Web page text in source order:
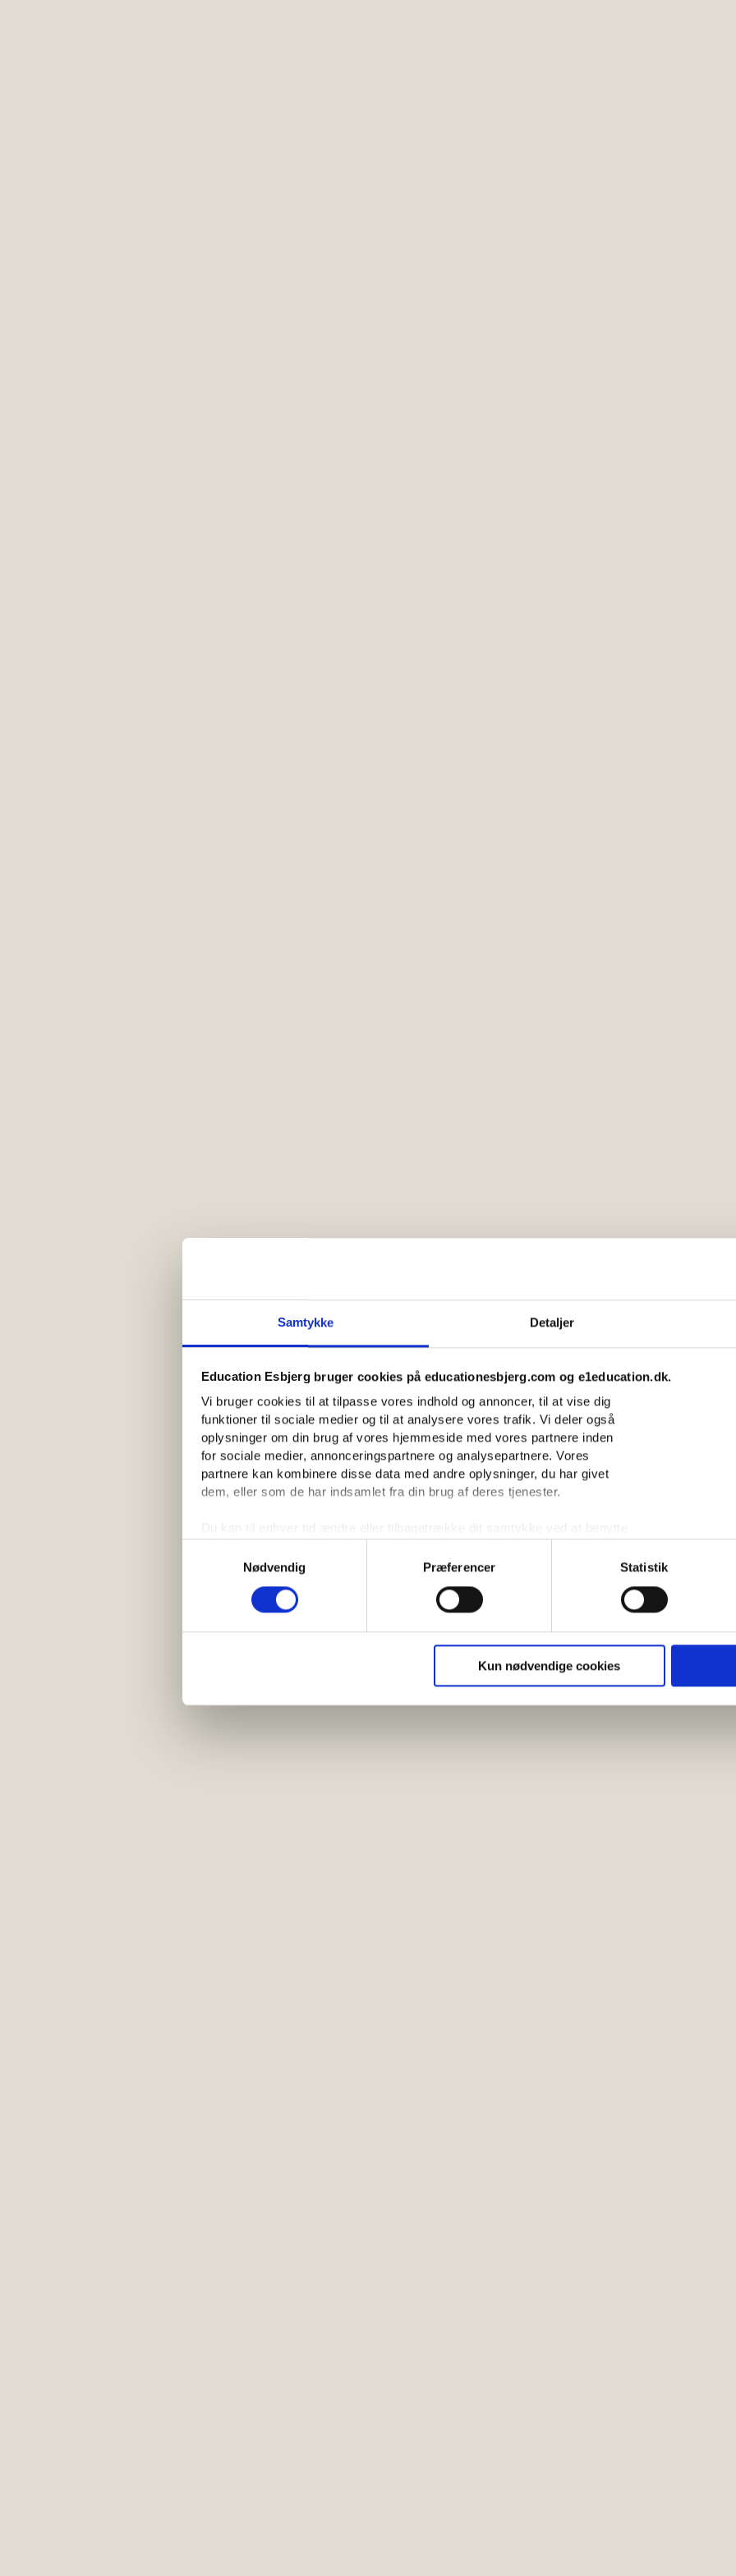
Samtykke Detaljer
Education Esbjerg bruger cookies på educationesbjerg.com og e1education.dk.
Vi bruger cookies til at tilpasse vores indhold og annoncer, til at vise dig
funktioner til sociale medier og til at analysere vores trafik. Vi deler også
oplysninger om din brug af vores hjemmeside med vores partnere inden
for sociale medier, annonceringspartnere og analysepartnere. Vores
partnere kan kombinere disse data med andre oplysninger, du har givet
dem, eller som de har indsamlet fra din brug af deres tjenester.
Nødvendig
Præferencer Statistik
Kun nødvendige cookies